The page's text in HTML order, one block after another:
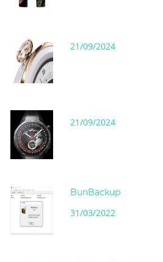
21/09/2024
21/09/2024
BunBackup
31/03/2022